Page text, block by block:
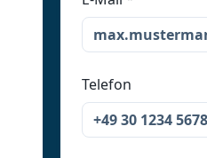
Telefon